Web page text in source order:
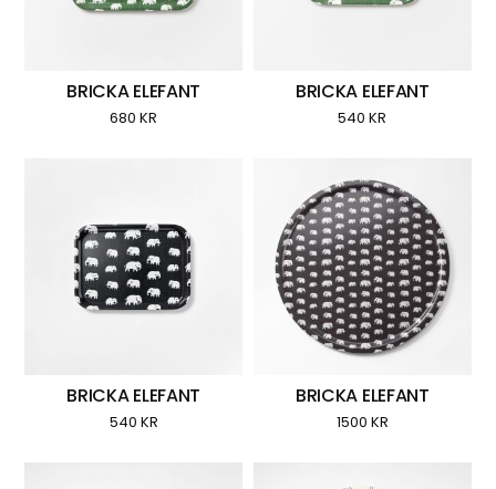
BRICKA ELEFANT
680KR
BRICKA ELEFANT
540KR
BRICKA ELEFANT
540 KR
BRICKA ELEFANT
1500 KR